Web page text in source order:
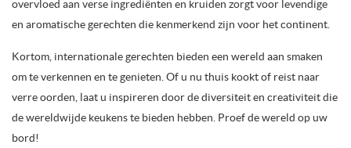
overvloed aan verse ingrediënten en kruiden zorgt voor levendige
en aromatische gerechten die kenmerkend zijn voor het continent.
Kortom, internationale gerechten bieden een wereld aan smaken
om te verkennen en te genieten. Of u nu thuis kookt of reist naar
verre oorden, laat u inspireren door de diversiteit en creativiteit die
de wereldwijde keukens te bieden hebben. Proef de wereld op uw
bord!